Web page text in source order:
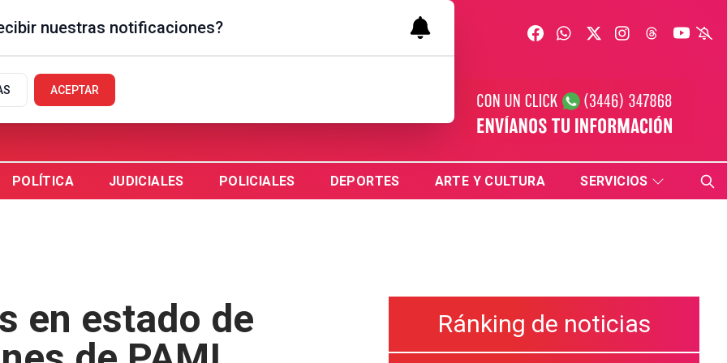
AR
POLÍTICA JUDICIALES POLICIALES DEPORTES ARTE Y CULTURA SERVICIOS
en estado de
Ránking de noticias
nuestras notificaciones?
ACEPTAR